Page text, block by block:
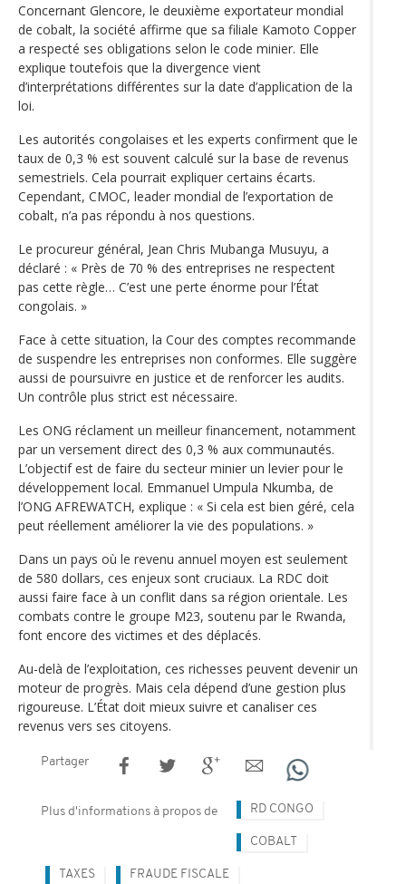
Concernant Glencore, le deuxième exportateur mondial
de cobalt, la société affirme que sa filiale Kamoto Copper
a respecté ses obligations selon le code minier. Elle
explique toutefois que la divergence vient
d’interprétations différentes sur la date d’application de la
loi.
Les autorités congolaises et les experts confirment que le
taux de 0,3 % est souvent calculé sur la base de revenus
semestriels. Cela pourrait expliquer certains écarts.
Cependant, CMOC, leader mondial de l’exportation de
cobalt, n’a pas répondu à nos questions.
Le procureur général, Jean Chris Mubanga Musuyu, a
déclaré : « Près de 70 % des entreprises ne respectent
pas cette règle… C’est une perte énorme pour l’État
congolais. »
Face à cette situation, la Cour des comptes recommande
de suspendre les entreprises non conformes. Elle suggère
aussi de poursuivre en justice et de renforcer les audits.
Un contrôle plus strict est nécessaire.
Les ONG réclament un meilleur financement, notamment
par un versement direct des 0,3 % aux communautés.
L’objectif est de faire du secteur minier un levier pour le
développement local. Emmanuel Umpula Nkumba, de
l’ONG AFREWATCH, explique : « Si cela est bien géré, cela
peut réellement améliorer la vie des populations. »
Dans un pays où le revenu annuel moyen est seulement
de 580 dollars, ces enjeux sont cruciaux. La RDC doit
aussi faire face à un conflit dans sa région orientale. Les
combats contre le groupe M23, soutenu par le Rwanda,
font encore des victimes et des déplacés.
Au-delà de l’exploitation, ces richesses peuvent devenir un
moteur de progrès. Mais cela dépend d’une gestion plus
rigoureuse. L’État doit mieux suivre et canaliser ces
revenus vers ses citoyens.
Partager
Plus d'informations à propos de RD CONGO
COBALT
TAXES FRAUDE FISCALE